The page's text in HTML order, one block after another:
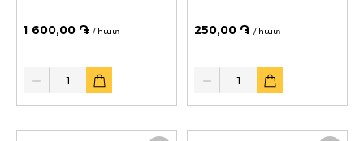
1 600,00 ֏ / հատ
Quantity
250,00 ֏ / հատ
Quantity